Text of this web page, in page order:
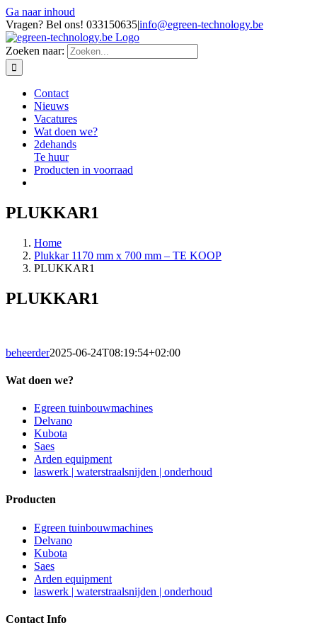
Ga naar inhoud
Vragen? Bel ons! 033150635|info@egreen-technology.be
Zoeken naar:
Contact
Nieuws
Vacatures
Wat doen we?
2dehands
Te huur
Producten in voorraad
PLUKKAR1
Home
Plukkar 1170 mm x 700 mm – TE KOOP
PLUKKAR1
PLUKKAR1
beheerder2025-06-24T08:19:54+02:00
Wat doen we?
Egreen tuinbouwmachines
Delvano
Kubota
Saes
Arden equipment
laswerk | waterstraalsnijden | onderhoud
Producten
Egreen tuinbouwmachines
Delvano
Kubota
Saes
Arden equipment
laswerk | waterstraalsnijden | onderhoud
Contact Info